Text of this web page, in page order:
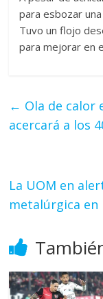
para esbozar
Tuvo un flojo
para mejorar en
← Ola de calor
acercará a los
La UOM en
metalúrgica en